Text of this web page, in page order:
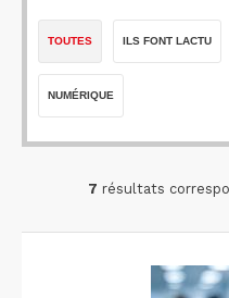
TOUTES ILS FONT LACTU
NUMÉRIQUE
7 résultats